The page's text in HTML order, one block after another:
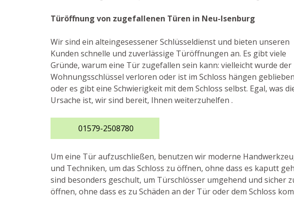
Türöffnung von zugefallenen Türen in Neu-Isenburg
Wir sind ein alteingesessener Schlüsseldienst und bieten unseren
Kunden schnelle und zuverlässige Türöffnungen an. Es gibt viele
Gründe, warum eine Tür zugefallen sein kann: vielleicht wurde der
Wohnungsschlüssel verloren oder ist im Schloss hängen
oder es gibt eine Schwierigkeit mit dem Schloss selbst. Egal, was
Ursache ist, wir sind bereit, Ihnen weiterzuhelfen .
01579-2508780
Um eine Tür aufzuschließen, benutzen wir moderne
und Techniken, um das Schloss zu öffnen, ohne dass es kaputt
sind besonders geschult, um Türschlösser umgehend und sicher
öffnen, ohne dass es zu Schäden an der Tür oder dem Schloss